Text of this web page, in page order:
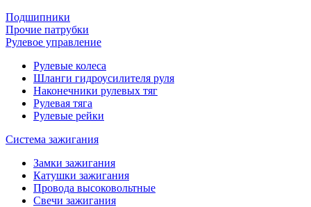
Подшипники
Прочие патрубки
Рулевое управление
Рулевые колеса
Шланги гидроусилителя руля
Наконечники рулевых тяг
Рулевая тяга
Рулевые рейки
Система зажигания
Замки зажигания
Катушки зажигания
Провода высоковольтные
Свечи зажигания